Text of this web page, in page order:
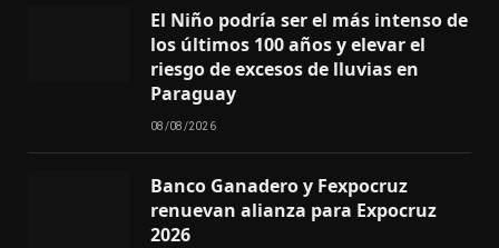
El Niño podría ser el más intenso de
los últimos 100 años y elevar el
riesgo de excesos de lluvias en
Paraguay
08/08/2026
Banco Ganadero y Fexpocruz
renuevan alianza para Expocruz
2026